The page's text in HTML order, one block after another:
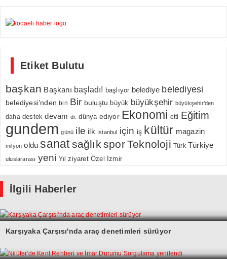
Etiket Bulutu
başkan Başkanı başladı! başlıyor belediye belediyesi
belediyesi’nden bin Bir buluştu büyük büyükşehir büyükşehir’den
daha destek devam dr. dünya ediyor Ekonomi etti Eğitim
gundem günü ile ilk Istanbul için iş kültür magazin
milyon oldu sanatsağlık sporTeknoloji Türk Türkiye
uluslararası yeni Yıl ziyaret Özel İzmir
İlgili Haberler
Karşıyaka Çarşısı'nda araç denetimleri sürüyor